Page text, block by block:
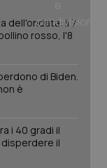
dell'ondata: il 7
rosso, l'8
di Biden.
è
i 40 gradi il
il